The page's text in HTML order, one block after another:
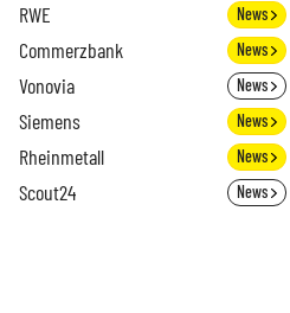
RWE News
Commerzbank News
Vonovia News
Siemens News
Rheinmetall News
Scout24 News